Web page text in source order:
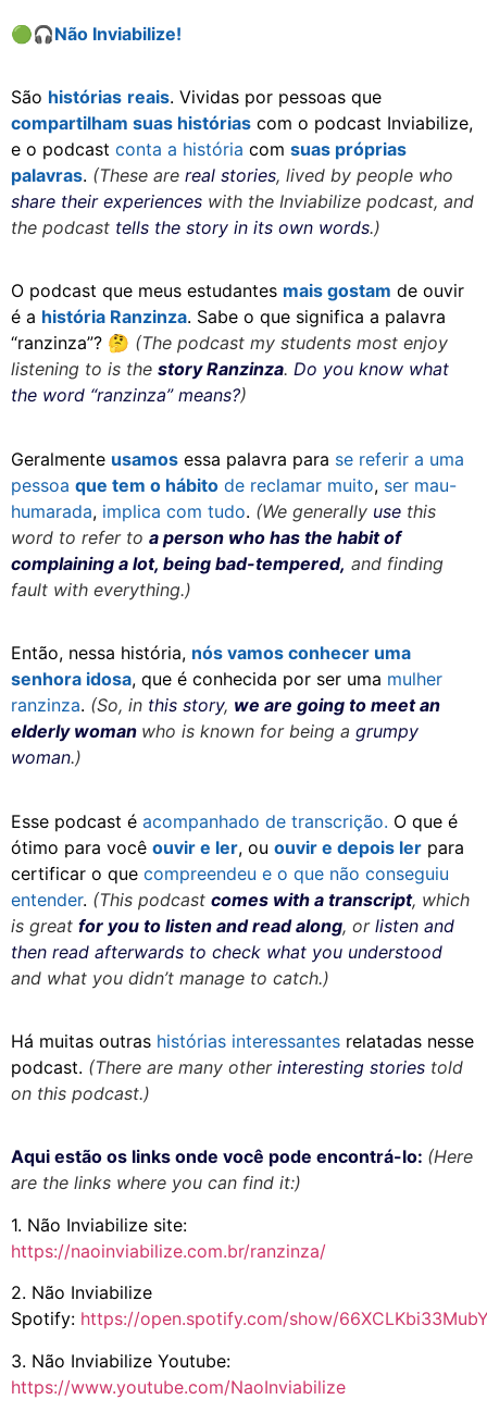
🟢🎧Não Inviabilize!
São histórias reais. Vividas por pessoas que
compartilham suas histórias com o podcast Inviabilize,
e o podcast conta a história com suas próprias
palavras. (These are real stories, lived by people who
share their experiences with the Inviabilize podcast, and
the podcast tells the story in its own words.)
O podcast que meus estudantes mais gostam de ouvir
é a história Ranzinza. Sabe o que significa a palavra
“ranzinza”? 🤔 (The podcast my students most enjoy
listening to is the story Ranzinza. Do you know what
the word “ranzinza” means?)
Geralmente usamos essa palavra para se referir a uma
pessoa que tem o hábito de reclamar muito, ser mau-
humarada, implica com tudo. (We generally use this
word to refer to a person who has the habit of
complaining a lot, being bad-tempered, and finding
fault with everything.)
Então, nessa história, nós vamos conhecer uma
senhora idosa, que é conhecida por ser uma mulher
ranzinza. (So, in this story, we are going to meet an
elderly woman who is known for being a grumpy
woman.)
Esse podcast é acompanhado de transcrição. O que é
ótimo para você ouvir e ler, ou ouvir e depois ler para
certificar o que compreendeu e o que não conseguiu
entender. (This podcast comes with a transcript, which
is great for you to listen and read along, or listen and
then read afterwards to check what you understood
and what you didn’t manage to catch.)
Há muitas outras histórias interessantes relatadas nesse
podcast. (There are many otherinteresting stories told
on this podcast.)
Aqui estão os links onde você pode encontrá-lo: (Here
are the links where you can find it:)
1. Não Inviabilize site:
https://naoinviabilize.com.br/ranzinza/
2. Não Inviabilize
Spotify: https://open.spotify.com/show/
3. Não Inviabilize Youtube:
https://www.youtube.com/NaoInviabilize